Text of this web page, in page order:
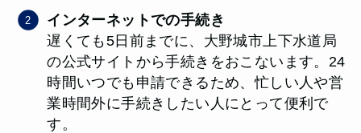
インターネットでの手続き
遅くても5日前までに、大野城市上下水道局
の公式サイトから手続きをおこないます。24
時間いつでも申請できるため、忙しい人や営
業時間外に手続きしたい人にとって便利で
す。